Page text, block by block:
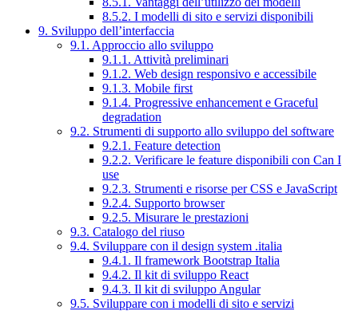
8.5.2. I modelli di sito e servizi disponibili
9. Sviluppo dell’interfaccia
9.1. Approccio allo sviluppo
9.1.1. Attività preliminari
9.1.2. Web design responsivo e accessibile
9.1.3. Mobile first
9.1.4. Progressive enhancement e Graceful
degradation
9.2. Strumenti di supporto allo sviluppo del software
9.2.1. Feature detection
9.2.2. Verificare le feature disponibili con Can I
use
9.2.3. Strumenti e risorse per CSS e JavaScript
9.2.4. Supporto browser
9.2.5. Misurare le prestazioni
9.3. Catalogo del riuso
9.4. Sviluppare con il design system .italia
9.4.1. Il framework Bootstrap Italia
9.4.2. Il kit di sviluppo React
9.4.3. Il kit di sviluppo Angular
9.5. Sviluppare con i modelli di sito e servizi